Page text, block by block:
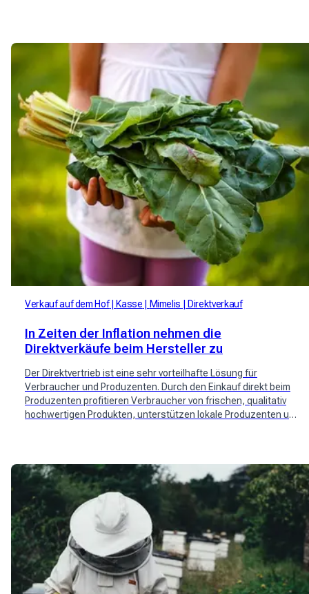
Verkauf auf dem Hof Kasse Mimelis Direktverkauf
In Zeiten der Inflation nehmen die
Direktverkäufe beim Hersteller zu
Der Direktvertrieb ist eine sehr vorteilhafte Lösung für
Verbraucher und Produzenten. Durch den Einkauf direkt beim
Produzenten profitieren Verbraucher von frischen, qualitativ
hochwertigen Produkten, unterstützen lokale Produzenten und